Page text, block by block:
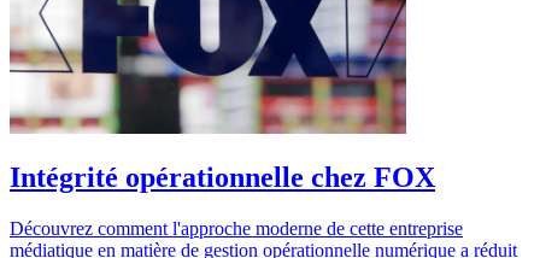
Intégrité opérationnelle chez FOX
Découvrez comment l'approche moderne de cette entreprise
médiatique en matière de gestion opérationnelle numérique a réduit